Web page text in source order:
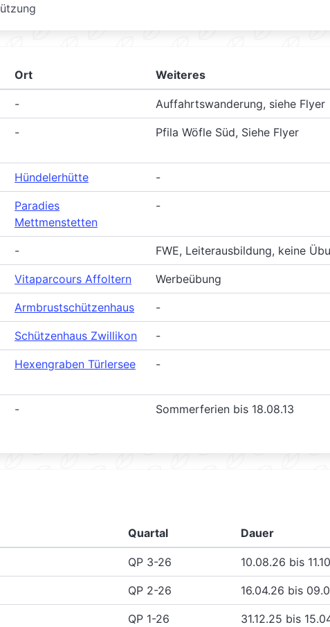
Ort Weiteres
- Auffahrtswanderung, siehe Flyer
- Pfila Wöfle Süd, Siehe Flyer
Hündelerhütte -
Paradies
Mettmenstetten
-
- FWE, Leiterausbildung, keine
Vitaparcours Affoltern Werbeübung
Armbrustschützenhaus -
Schützenhaus Zwillikon -
Hexengraben Türlersee -
- Sommerferien bis 18.08.13
Quartal Dauer
QP 3-26 10.08.26 bis
QP 2-26 16.04.26 bis
QP 1-26 31.12.25 bis